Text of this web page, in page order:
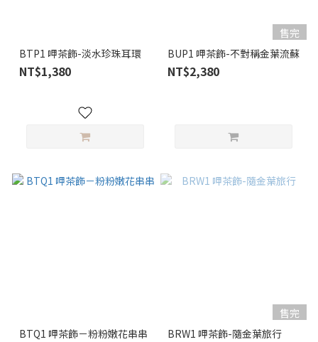
BTP1 呷茶飾-淡水珍珠耳環
NT$1,380
售完
BUP1 呷茶飾-不對稱金葉流蘇
NT$2,380
BTQ1 呷茶飾－粉粉嫩花串串
售完
BRW1 呷茶飾-隨金葉旅行